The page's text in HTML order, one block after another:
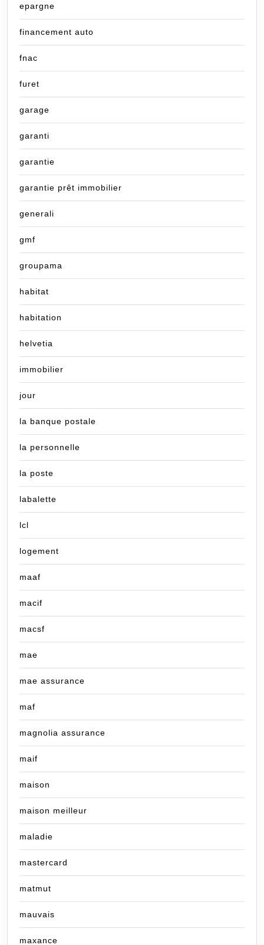
epargne
financement auto
fnac
furet
garage
garanti
garantie
garantie prêt immobilier
generali
gmf
groupama
habitat
habitation
helvetia
immobilier
jour
la banque postale
la personnelle
la poste
labalette
lcl
logement
maaf
macif
macsf
mae
mae assurance
maf
magnolia assurance
maif
maison
maison meilleur
maladie
mastercard
matmut
mauvais
maxance